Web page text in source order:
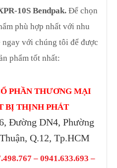
10S Bendpak.Để chọn
phù hợp nhất với nhu
ngay với chúng tôi để được
phẩm tốt nhất:
PHẦN THƯƠNG MẠI
BỊ THỊNH PHÁT
Đường DN4, Phường
Q.12, Tp.HCM
– 0941.633.693 –